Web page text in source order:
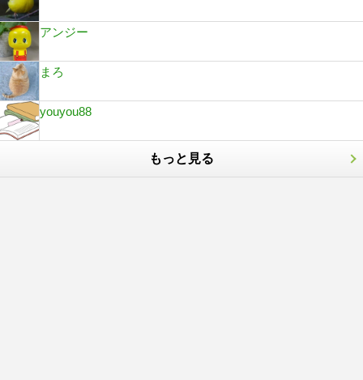
アンジー
まろ
youyou88
もっと見る